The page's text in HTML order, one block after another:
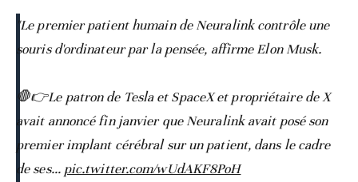
"Le premier patient humain de Neuralink contrôle une
souris d'ordinateur par la pensée, affirme Elon Musk.
🛑👉Le patron de Tesla et SpaceX et propriétaire de X
avait annoncé fin janvier que Neuralink avait posé son
premier implant cérébral sur un patient, dans le cadre
de ses… pic.twitter.com/wUdAKF8PoH